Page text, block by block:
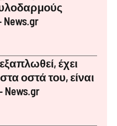
έχει
οστά του, είναι